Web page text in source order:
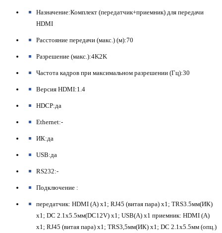
Назначение:Комплект (передатчик+приемник) для передачи
HDMI
Расстояние передачи (макс.) (м):70
Разрешение (макс.):4K2K
Частота кадров при максимальном разрешении (Гц):30
Версия HDMI:1.4
HDCP:да
Ethernet:-
ИК:да
USB:да
RS232:-
Подключение :
передатчик: HDMI (A) x1; RJ45 (витая пара) х1; TRS3.5мм(ИК)
x1; DC 2.1x5.5мм(DC12V) x1; USB(A) x1 приемник: HDMI (A)
x1; RJ45 (витая пара) х1; TRS3,5мм(ИК) x1; DC 2.1x5.5мм (опц.)